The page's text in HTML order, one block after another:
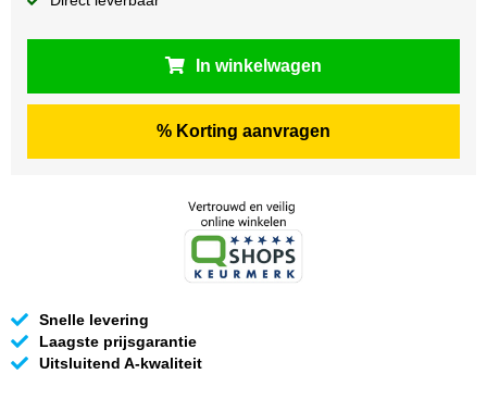
In winkelwagen
% Korting aanvragen
Snelle levering
Laagste prijsgarantie
Uitsluitend A-kwaliteit